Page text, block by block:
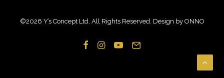
©2026 Y’s Concept Ltd. All Rights Reserved. Design by ONNO